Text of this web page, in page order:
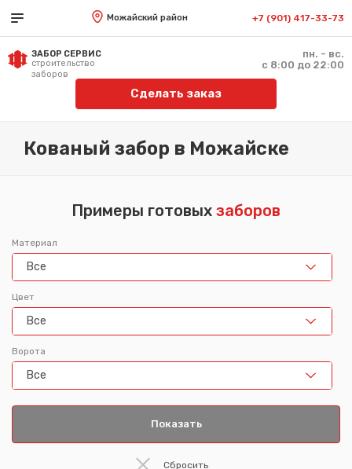
Можайский район +7 (901) 417-33-73
ЗАБОР СЕРВИС
строительство
заборов
пн. - вс.
с 8:00 до 22:00
Сделать заказ
Кованый забор в Можайске
Примеры готовых заборов
Материал
Все
Цвет
Все
Ворота
Все